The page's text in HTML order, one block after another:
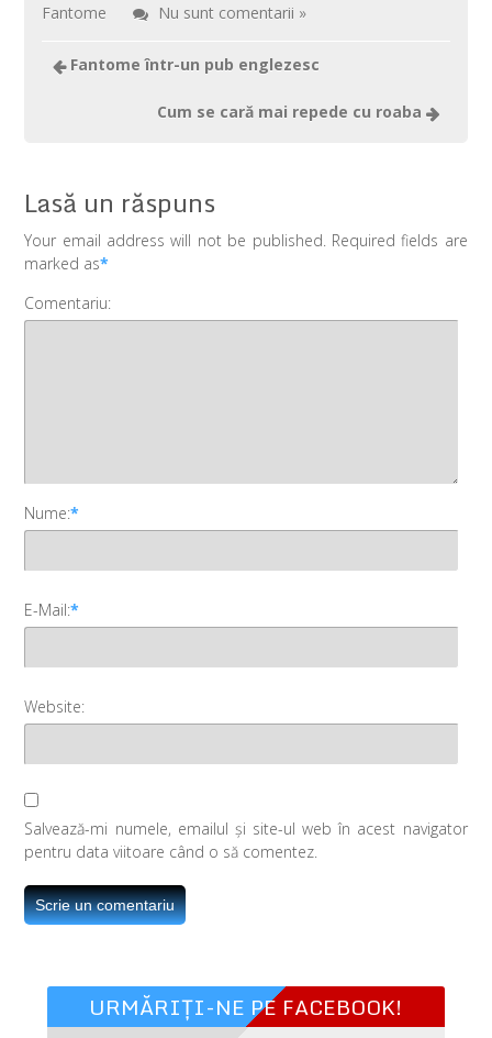
Fantome
Nu sunt comentarii »
Fantome într-un pub englezesc
Cum se cară mai repede cu roaba
Lasă un răspuns
Your email address will not be published. Required fields are
marked as*
Comentariu:
Nume:*
E-Mail:*
Website:
Salvează-mi numele, emailul și site-ul web în acest navigator
pentru data viitoare când o să comentez.
URMĂRIȚI-NE PE FACEBOOK!